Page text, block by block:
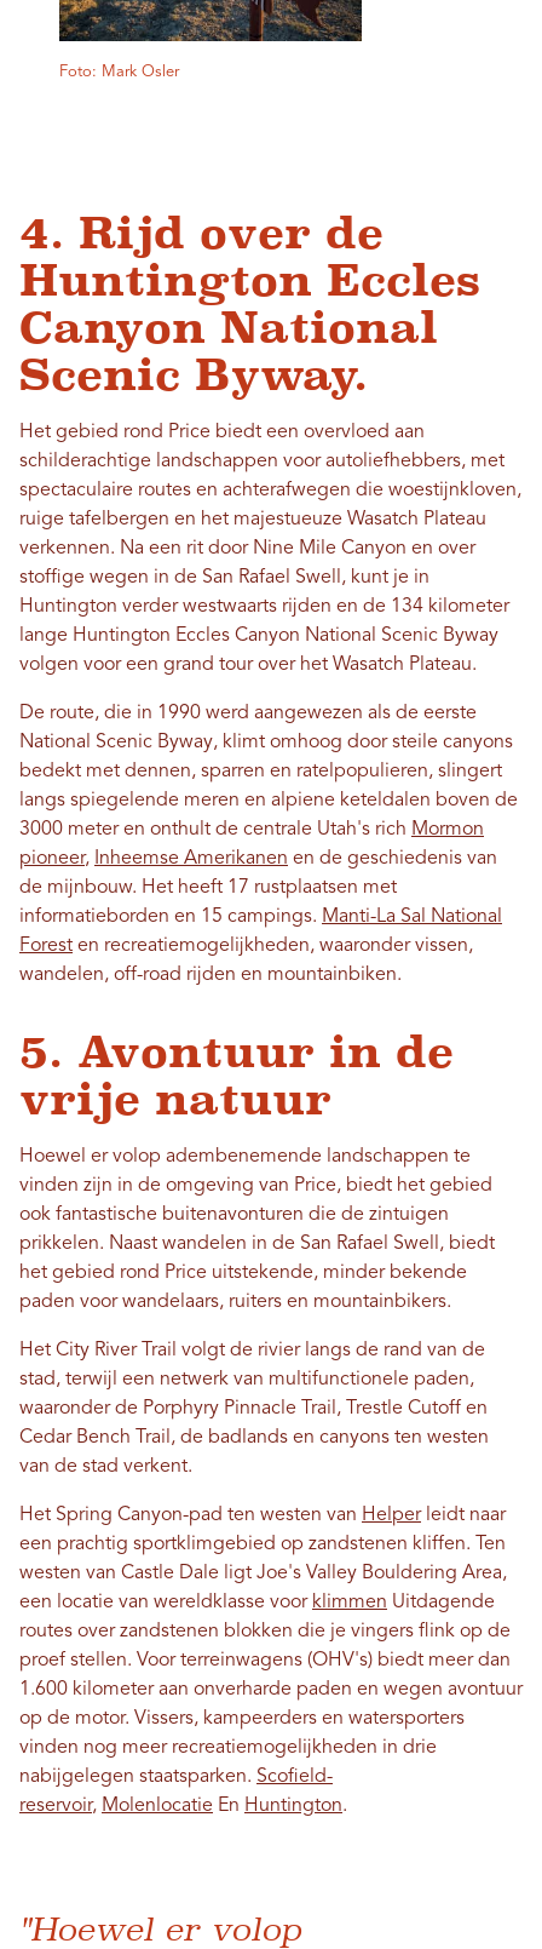
Foto: Mark Osler
4. Rijd over de
Huntington Eccles
Canyon National
Scenic Byway.
Het gebied rond Price biedt een overvloed aan
schilderachtige landschappen voor autoliefhebbers, met
spectaculaire routes en achterafwegen die woestijnkloven,
ruige tafelbergen en het majestueuze Wasatch Plateau
verkennen. Na een rit door Nine Mile Canyon en over
stoffige wegen in de San Rafael Swell, kunt je in
Huntington verder westwaarts rijden en de 134 kilometer
lange Huntington Eccles Canyon National Scenic Byway
volgen voor een grand tour over het Wasatch Plateau.
De route, die in 1990 werd aangewezen als de eerste
National Scenic Byway, klimt omhoog door steile canyons
bedekt met dennen, sparren en ratelpopulieren, slingert
langs spiegelende meren en alpiene keteldalen boven de
3000 meter en onthult de centrale Utah's rich Mormon
pioneer, Inheemse Amerikanen en de geschiedenis van
de mijnbouw. ​​Het heeft 17 rustplaatsen met
informatieborden en 15 campings. Manti-La Sal National
Forest en recreatiemogelijkheden, waaronder vissen,
wandelen, off-road rijden en mountainbiken.
5. Avontuur in de
vrije natuur
Hoewel er volop adembenemende landschappen te
vinden zijn in de omgeving van Price, biedt het gebied
ook fantastische buitenavonturen die de zintuigen
prikkelen. Naast wandelen in de San Rafael Swell, biedt
het gebied rond Price uitstekende, minder bekende
paden voor wandelaars, ruiters en mountainbikers.
Het City River Trail volgt de rivier langs de rand van de
stad, terwijl een netwerk van multifunctionele paden,
waaronder de Porphyry Pinnacle Trail, Trestle Cutoff en
Cedar Bench Trail, de badlands en canyons ten westen
van de stad verkent.
Het Spring Canyon-pad ten westen van Helperleidt naar
een prachtig sportklimgebied op zandstenen kliffen. Ten
westen van Castle Dale ligt Joe's Valley Bouldering Area,
een locatie van wereldklasse voor klimmen Uitdagende
routes over zandstenen blokken die je vingers flink op de
proef stellen. Voor terreinwagens (OHV's) biedt meer dan
1.600 kilometer aan onverharde paden en wegen avontuur
op de motor. Vissers, kampeerders en watersporters
vinden nog meer recreatiemogelijkheden in drie
nabijgelegen staatsparken. Scofield-
reservoir, Molenlocatie En Huntington.
"Hoewel er volop